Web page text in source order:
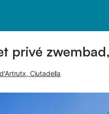
privé
Ciutadella